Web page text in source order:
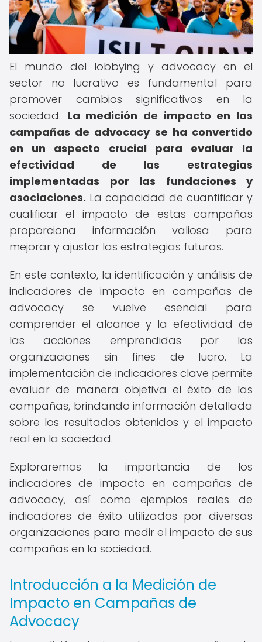
El mundo del lobbying y advocacy en el
sector no lucrativo es fundamental para
promover cambios significativos en la
sociedad. La medición de impacto en las
campañas de advocacy se ha convertido
en un aspecto crucial para evaluar la
efectividad de las estrategias
implementadas por las fundaciones y
asociaciones. La capacidad de cuantificar y
cualificar el impacto de estas campañas
proporciona información valiosa para
mejorar y ajustar las estrategias futuras.
En este contexto, la identificación y análisis de
indicadores de impacto en campañas de
advocacy se vuelve esencial para
comprender el alcance y la efectividad de
las acciones emprendidas por las
organizaciones sin fines de lucro. La
implementación de indicadores clave permite
evaluar de manera objetiva el éxito de las
campañas, brindando información detallada
sobre los resultados obtenidos y el impacto
real en la sociedad.
Exploraremos la importancia de los
indicadores de impacto en campañas de
advocacy, así como ejemplos reales de
indicadores de éxito utilizados por diversas
organizaciones para medir el impacto de sus
campañas en la sociedad.
Introducción a la Medición de
Impacto en Campañas de
Advocacy